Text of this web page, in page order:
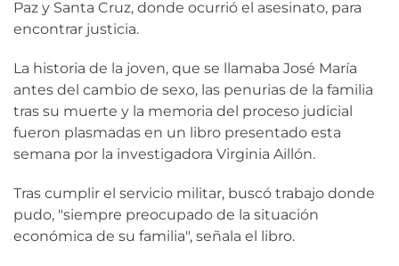
Paz y Santa Cruz, donde ocurrió el asesinato, para
encontrar justicia.
La historia de la joven, que se llamaba José María
antes del cambio de sexo, las penurias de la familia
tras su muerte y la memoria del proceso judicial
fueron plasmadas en un libro presentado esta
semana por la investigadora Virginia Aillón.
Tras cumplir el servicio militar, buscó trabajo donde
pudo, "siempre preocupado de la situación
económica de su familia", señala el libro.